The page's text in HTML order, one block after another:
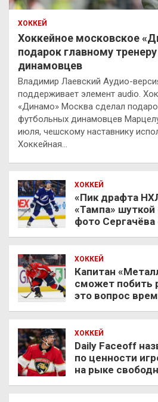
ХОККЕЙ
Хоккейное московское
подарок главному
динамовцев
Владимир Лаевский Аудио-
поддерживает элемент audio.
«Динамо» Москва сделал
футбольных динамовцев
июля, чешскому наставнику
Хоккейная…
ХОККЕЙ
«Пик драфта
«Тампа» шуткой
фото
ХОККЕЙ
Капитан
сможет побить
это вопрос
ХОККЕЙ
Daily Faceoff
по ценности
на рыке